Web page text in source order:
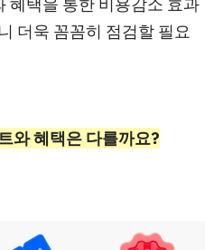
혜택을 통한 비용감소 효과
더욱 꼼꼼히 점검할 필요
와 혜택은 다를까요?